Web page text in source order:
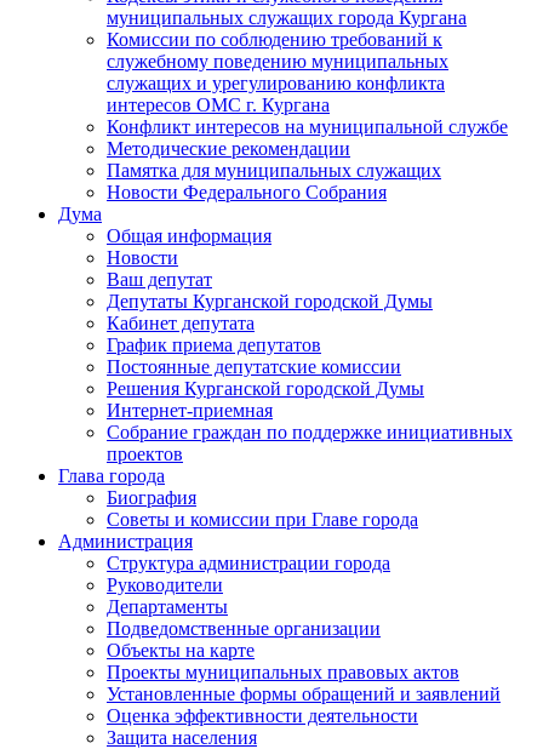
муниципальных служащих города Кургана
Комиссии по соблюдению требований к
служебному поведению муниципальных
служащих и урегулированию конфликта
интересов ОМС г. Кургана
Конфликт интересов на муниципальной службе
Методические рекомендации
Памятка для муниципальных служащих
Новости Федерального Cобрания
Дума
Общая информация
Новости
Ваш депутат
Депутаты Курганской городской Думы
Кабинет депутата
График приема депутатов
Постоянные депутатские комиссии
Решения Курганской городской Думы
Интернет-приемная
Собрание граждан по поддержке инициативных
проектов
Глава города
Биография
Советы и комиссии при Главе города
Администрация
Структура администрации города
Руководители
Департаменты
Подведомственные организации
Объекты на карте
Проекты муниципальных правовых актов
Установленные формы обращений и заявлений
Оценка эффективности деятельности
Защита населения